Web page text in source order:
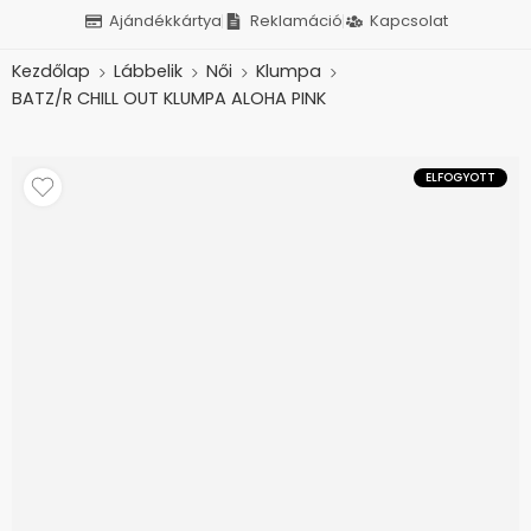
Ajándékkártya Reklamáció Kapcsolat
Kezdőlap Lábbelik Női
Klumpa
BATZ/R CHILL OUT KLUMPA ALOHA PINK
ELFOGYOTT